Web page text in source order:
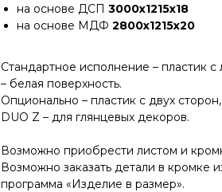
на основе ДСП 3000х1215х18
на основе МДФ 2800х1215х20
Стандартное исполнение – пластик
– белая поверхность.
Опционально – пластик с двух
DUO Z – для глянцевых декоров.
Возможно приобрести листом и
Возможно заказать детали в кромке
программа «Изделие в размер».